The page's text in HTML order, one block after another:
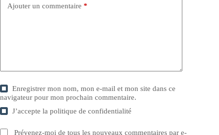
Ajouter un commentaire *
Enregistrer mon nom, mon e-mail et mon site dans ce
navigateur pour mon prochain commentaire.
J’accepte lapolitique de confidentialité
Prévenez-moi de tous les nouveaux commentaires par e-